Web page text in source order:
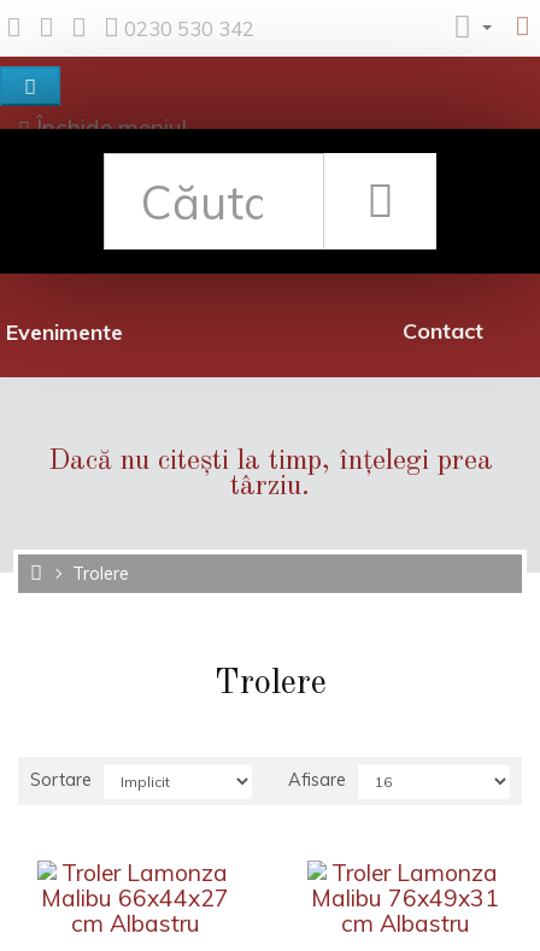
0230 530 342
Închide meniul
Evenimente
Rețea librării
Contact
Dacă nu citești la timp, înțelegi prea
târziu.
Trolere
Trolere
Sortare Afisare